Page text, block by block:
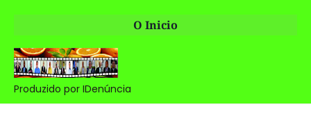
O Inicio
Produzido por IDenúncia